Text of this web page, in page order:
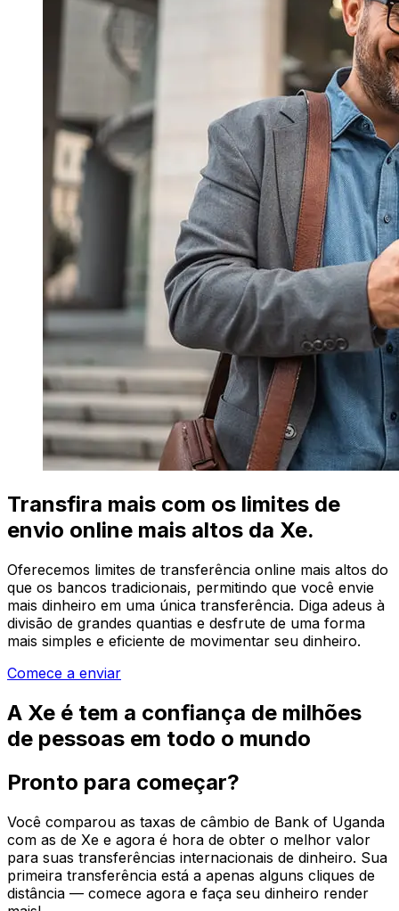
Transfira mais com os limites de
envio online mais altos da Xe.
Oferecemos limites de transferência online mais altos do
que os bancos tradicionais, permitindo que você envie
mais dinheiro em uma única transferência. Diga adeus à
divisão de grandes quantias e desfrute de uma forma
mais simples e eficiente de movimentar seu dinheiro.
Comece a enviar
A Xe é tem a confiança de milhões
de pessoas em todo o mundo
Pronto para começar?
Você comparou as taxas de câmbio de Bank of Uganda
com as de Xe e agora é hora de obter o melhor valor
para suas transferências internacionais de dinheiro. Sua
primeira transferência está a apenas alguns cliques de
distância — comece agora e faça seu dinheiro render